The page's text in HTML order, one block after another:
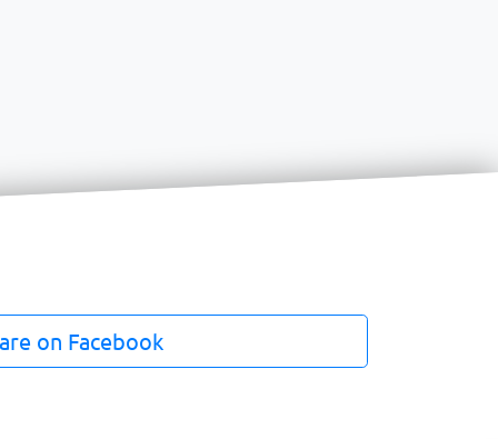
on Facebook